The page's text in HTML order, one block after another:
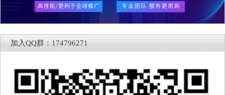
加入QQ群：174796271